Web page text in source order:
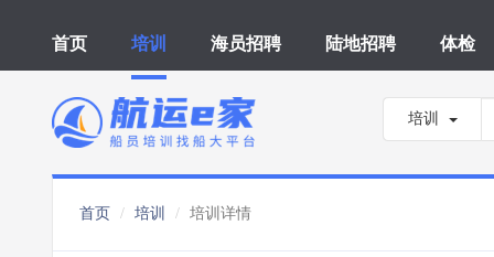
首页 培训 海员招聘 陆地招聘 体检
培训
首页 培训 培训详情